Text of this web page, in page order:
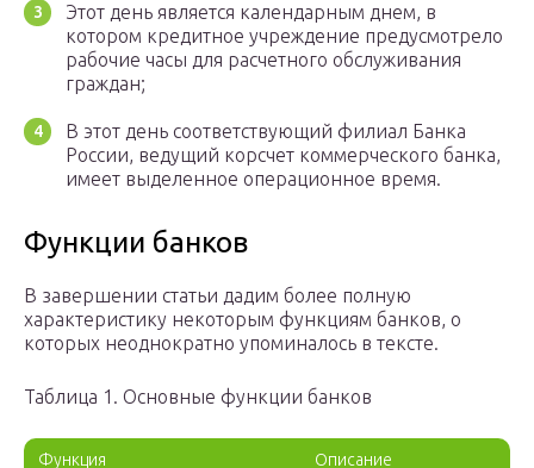
Этот день является календарным днем, в
котором кредитное учреждение предусмотрело
рабочие часы для расчетного обслуживания
граждан;
В этот день соответствующий филиал Банка
России, ведущий корсчет коммерческого банка,
имеет выделенное операционное время.
Функции банков
В завершении статьи дадим более полную
характеристику некоторым функциям банков, о
которых неоднократно упоминалось в тексте.
Таблица 1. Основные функции банков
Функция Описание